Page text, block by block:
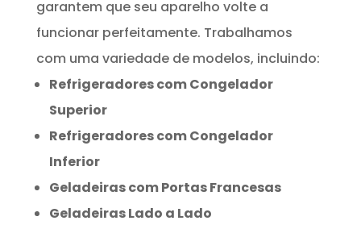
garantem que seu aparelho volte a
funcionar perfeitamente. Trabalhamos
com uma variedade de modelos, incluindo:
Refrigeradores com Congelador
Superior
Refrigeradores com Congelador
Inferior
Geladeiras com Portas Francesas
Geladeiras Lado a Lado